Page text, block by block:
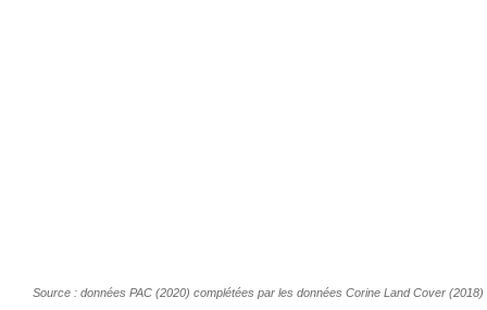
Source : données PAC (2020) complétées par les données Corine Land Cover (2018)